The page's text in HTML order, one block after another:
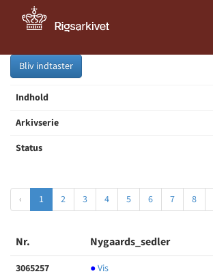
Bliv indtaster
Indhold
Arkivserie
Status
‹ 1 2 3 4 5 6 7 8
Nr. Nygaards_sedler
3065257 ●Vis